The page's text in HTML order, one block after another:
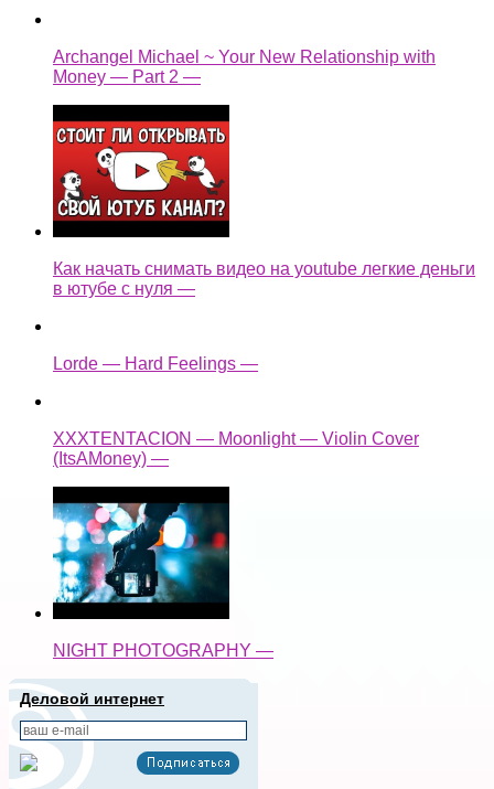
Archangel Michael ~ Your New Relationship with
Money — Part 2 —
Как начать снимать видео на youtube легкие деньги
в ютубе с нуля —
Lorde — Hard Feelings —
XXXTENTACION — Moonlight — Violin Cover
(ItsAMoney) —
NIGHT PHOTOGRAPHY —
Деловой интернет